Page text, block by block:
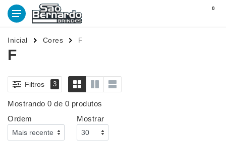
0
Inicial Cores F
F
Filtros 3
Mostrando 0 de 0 produtos
Ordem
Mostrar